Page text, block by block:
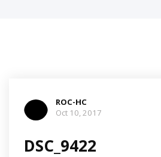
ROC-HC
Oct 10, 2017
DSC_9422